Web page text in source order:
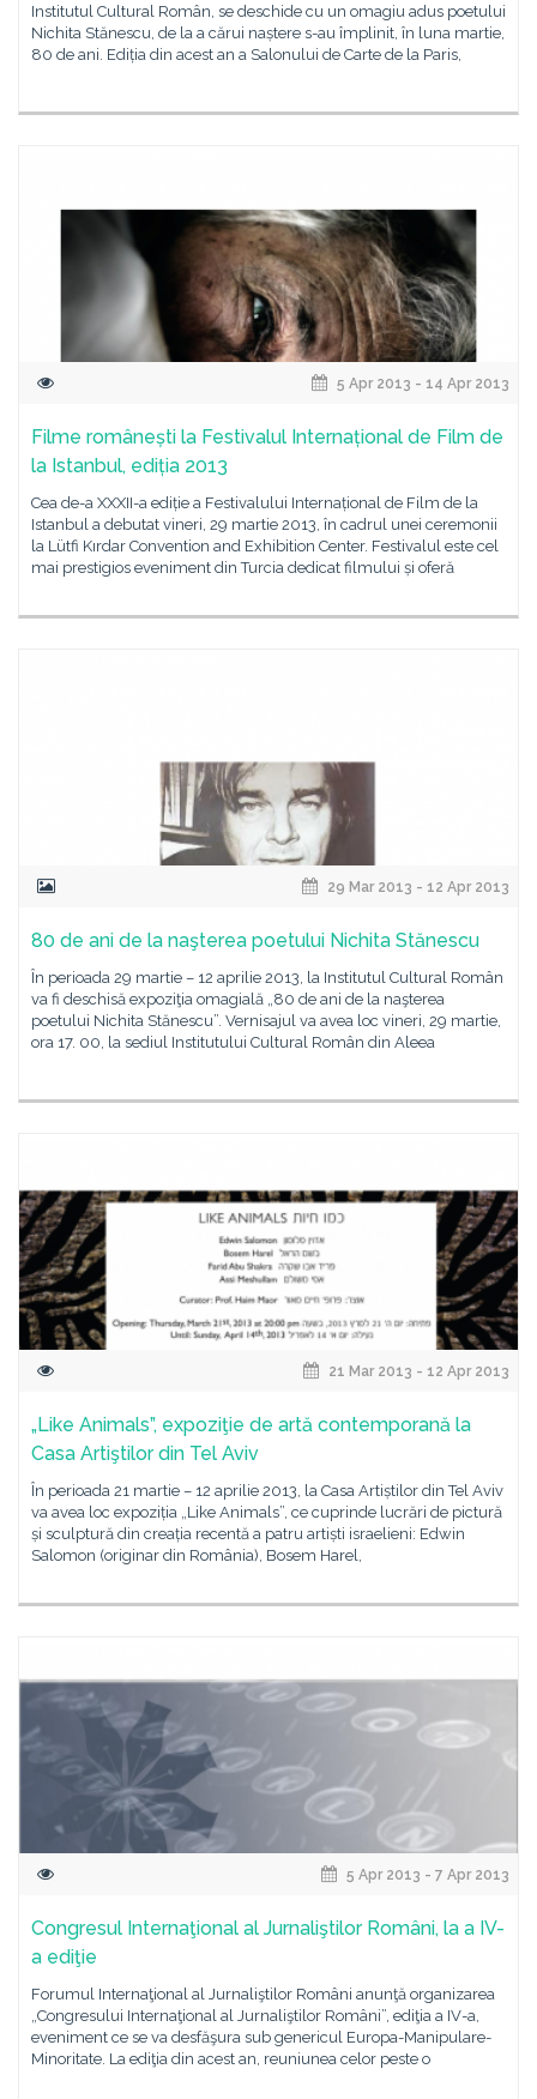
Institutul Cultural Român, se deschide cu un omagiu adus poetului
Nichita Stănescu, de la a cărui naștere s-au împlinit, în luna martie,
80 de ani. Ediția din acest an a Salonului de Carte de la Paris,
5 Apr 2013 - 14 Apr 2013
Filme românești la Festivalul Internațional de Film de
la Istanbul, ediția 2013
Cea de-a XXXII-a ediție a Festivalului Internațional de Film de la
Istanbul a debutat vineri, 29 martie 2013, în cadrul unei ceremonii
la Lütfi Kırdar Convention and Exhibition Center. Festivalul este cel
mai prestigios eveniment din Turcia dedicat filmului și oferă
29 Mar 2013 - 12 Apr 2013
80 de ani de la naşterea poetului Nichita Stănescu
În perioada 29 martie – 12 aprilie 2013, la Institutul Cultural Român
va fi deschisă expoziţia omagială „80 de ani de la naşterea
poetului Nichita Stănescu”. Vernisajul va avea loc vineri, 29 martie,
ora 17. 00, la sediul Institutului Cultural Român din Aleea
21 Mar 2013 - 12 Apr 2013
„Like Animals”, expoziţie de artă contemporană la
Casa Artiştilor din Tel Aviv
În perioada 21 martie – 12 aprilie 2013, la Casa Artiștilor din Tel Aviv
va avea loc expoziția „Like Animals”, ce cuprinde lucrări de pictură
și sculptură din creația recentă a patru artiști israelieni: Edwin
Salomon (originar din România), Bosem Harel,
5 Apr 2013 - 7 Apr 2013
Congresul Internaţional al Jurnaliştilor Români, la a IV-
a ediţie
Forumul Internaţional al Jurnaliştilor Români anunţă organizarea
„Congresului Internaţional al Jurnaliştilor Români”, ediţia a IV-a,
eveniment ce se va desfăşura sub genericul Europa-Manipulare-
Minoritate. La ediţia din acest an, reuniunea celor peste o